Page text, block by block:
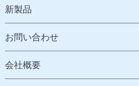
新製品
お問い合わせ
会社概要